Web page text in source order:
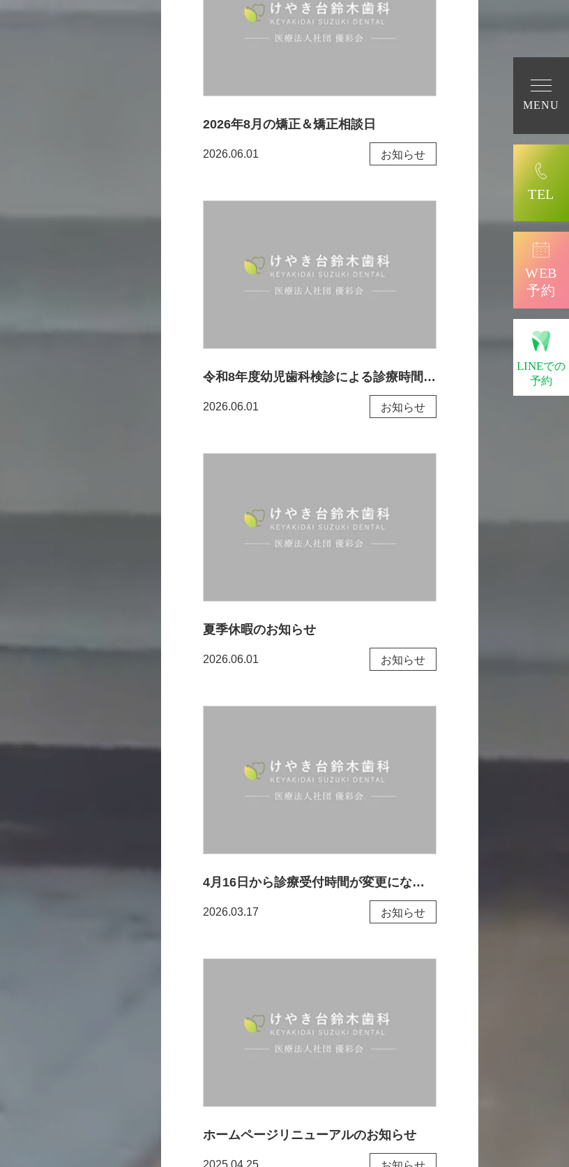
MENU
TEL
WEB
予約
LINEでの
予約
2026年8月の矯正＆矯正相談日
2026.06.01 お知らせ
令和8年度幼児歯科検診による診療時間変更のお知らせ
2026.06.01 お知らせ
夏季休暇のお知らせ
2026.06.01 お知らせ
4月16日から診療受付時間が変更になります
2026.03.17 お知らせ
ホームページリニューアルのお知らせ
2025.04.25